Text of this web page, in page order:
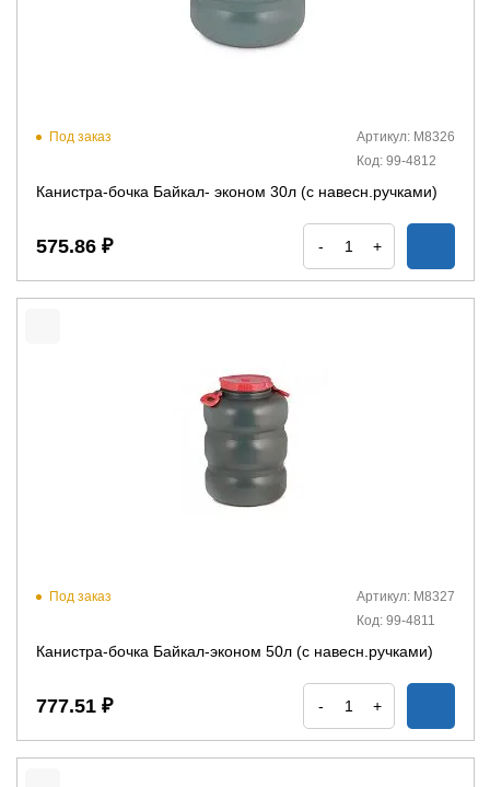
Под заказ
Артикул: М8326
Код: 99-4812
Канистра-бочка Байкал- эконом 30л (с навесн.ручками)
575.86 ₽ - +
Под заказ
Артикул: М8327
Код: 99-4811
Канистра-бочка Байкал-эконом 50л (с навесн.ручками)
777.51 ₽ - +